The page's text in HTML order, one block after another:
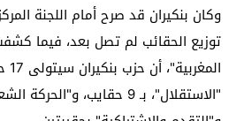
وكان بنكيران قد صرح أمام اللجنة
توزيع الحقائب لم تصل بعد، فيما